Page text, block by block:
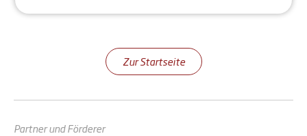
Zur Startseite
Partner und Förderer